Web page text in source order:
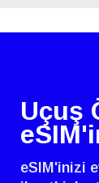
Uçuş
eSIM'inizi